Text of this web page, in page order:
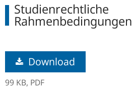
Studienrechtliche
Rahmenbedingungen
Download
99 KB, PDF